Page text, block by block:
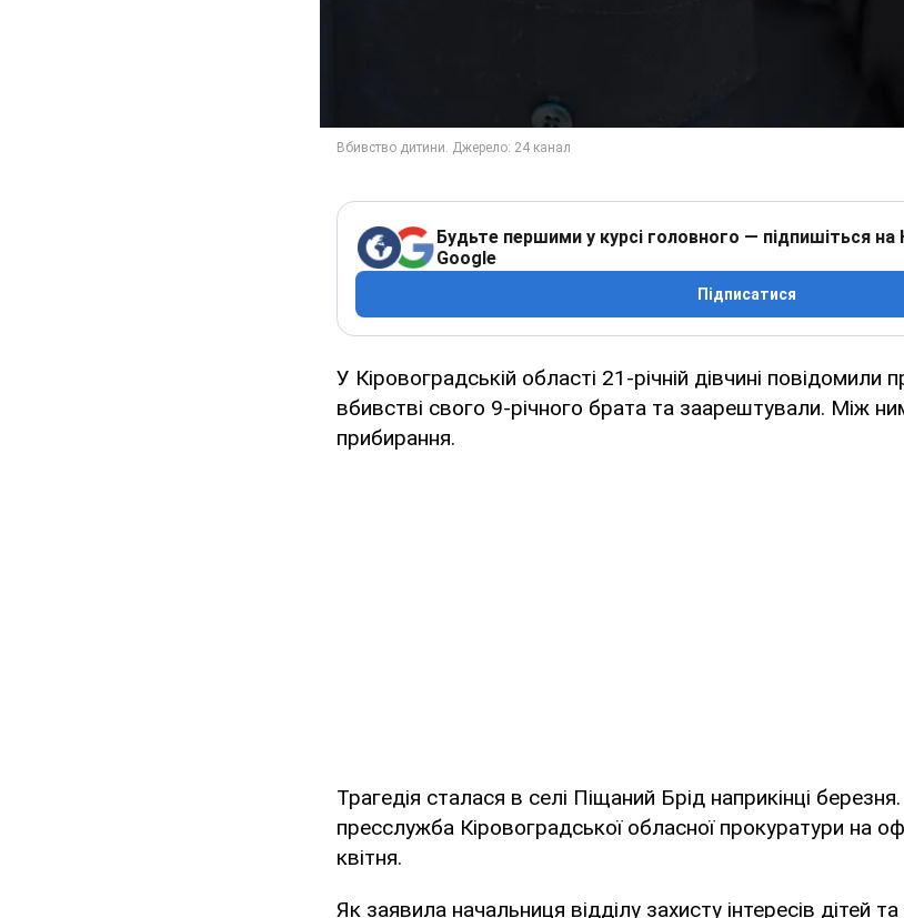
Будьте першими у курсі головного — підпишіться на
Google
Підписатися
У Кіровоградській області 21-річній дівчині повідомили
вбивстві свого 9-річного брата та заарештували. Між
прибирання.
Трагедія сталася в селі Піщаний Брід наприкінці
пресслужба Кіровоградської обласної прокуратури на
квітня.
Як заявила начальниця відділу захисту інтересів дітей